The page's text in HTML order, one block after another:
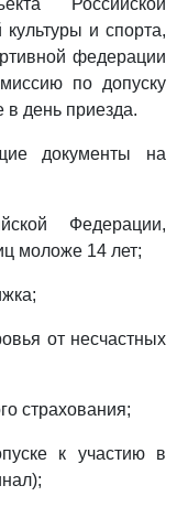
Российской
и спорта,
федерации
по допуску
в день приезда.
документы на
Федерации,
моложе 14 лет;
от несчастных
страхования;
к участию в